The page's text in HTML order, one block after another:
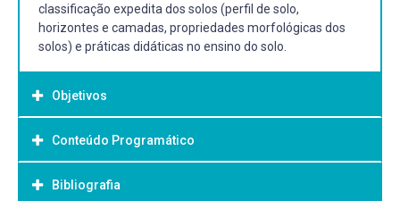
classificação expedita dos solos (perfil de solo,
horizontes e camadas, propriedades morfológicas dos
solos) e práticas didáticas no ensino do solo.
Objetivos
Objetivo Geral:
Apresentação de aulas teóricas enfocando os seguintes
conceitos/temas: composição geral do solo; perfil de solo:
Conteúdo Programático
1. Introdução a Pedologia: histórico da evolução do
Bibliografia